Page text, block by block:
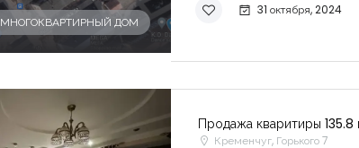
МНОГОКВАРТИРНЫЙ ДОМ
31 октября, 2024
Продажа кваритиры
Кременчуг, Горького 7